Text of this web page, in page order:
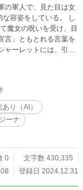
の軍人で、見た目は女
容姿をしている。 し
魔女の呪いを受け、目
言」ともとれる言葉を
ャーレットには、引く
らこの結婚が短期間
ことも。 そのことを
ンが転生令嬢だか
た異世界の物語の中
を決める。 そんなあ
ことを「お父さん」と
り（AI）
ーナ
0
文字数 430,335
登録日 2024.12.31